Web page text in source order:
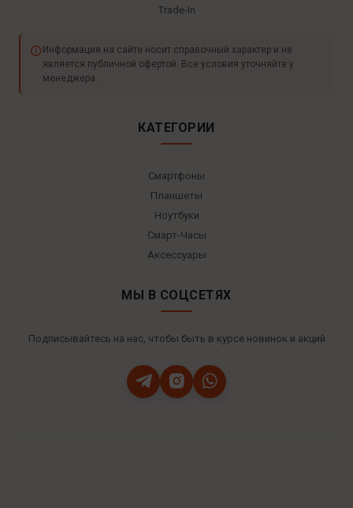
Trade-In
Информация на сайте носит справочный характер и не
является публичной офертой. Все условия уточняйте у
менеджера.
КАТЕГОРИИ
Смартфоны
Планшеты
Ноутбуки
Смарт-Часы
Аксессуары
МЫ В СОЦСЕТЯХ
Подписывайтесь на нас, чтобы быть в курсе новинок и акций